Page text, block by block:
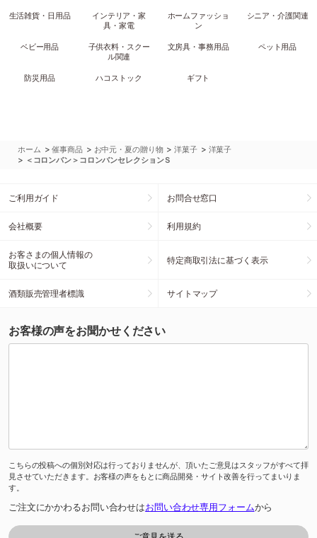
生活雑貨・日用品
インテリア・家
具・家電
ホームファッショ
ン
シニア・介護関連
ベビー用品
子供衣料・スクー
ル関連
文房具・事務用品 ペット用品
防災用品 ハコストック ギフト
ホーム >催事商品 > お中元・夏の贈り物 >洋菓子 > 洋菓子
> ＜コロンバン＞コロンバンセレクションＳ
ご利用ガイド お問合せ窓口
会社概要 利用規約
お客さまの個人情報の
取扱いについて
特定商取引法に基づく表示
酒類販売管理者標識 サイトマップ
お客様の声をお聞かせください
こちらの投稿への個別対応は行っておりませんが、頂いたご意見はスタッフがすべて拝
見させていただきます。お客様の声をもとに商品開発・サイト改善を行ってまいりま
す。
ご注文にかかわるお問い合わせはお問い合わせ専用フォームから